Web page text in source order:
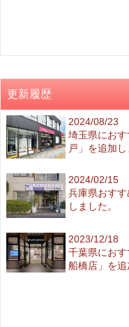
更新履歴
2024/08/23
埼玉県にお
戸」を追加し
2024/02/15
兵庫県おす
しました。
2023/12/18
千葉県にお
船橋店」を追